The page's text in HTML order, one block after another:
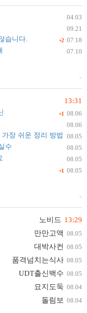
04.03
09.21
+2 07.18
습니다.
07.10
+
13:31
+1 08.06
08.06
08.05
장 쉬운 정리 방법
08.05
수
08.05
+1 08.05
+
노비드 13:29
만만고액 08.05
대박사컨 08.05
품격넘치는식사 08.05
UDT출신백수 08.05
묘지도둑 08.04
돌림보 08.04